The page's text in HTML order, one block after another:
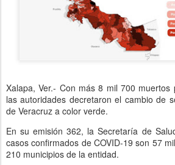
Xalapa, Ver.- Con más 8 mil 700
las autoridades decretaron el cambio de
de Veracruz a color verde.
En su emisión 362, la Secretaría de
casos confirmados de COVID-19 son 57
210 municipios de la entidad.